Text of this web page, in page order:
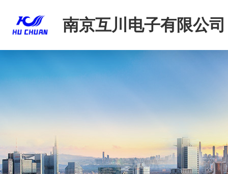
南京互川电子有限公司